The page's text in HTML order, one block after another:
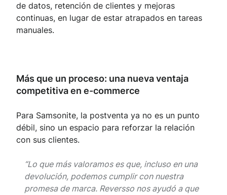
de datos, retención de clientes y mejoras
continuas, en lugar de estar atrapados en tareas
manuales.
Más que un proceso: una nueva ventaja
competitiva en e-commerce
Para Samsonite, la postventa ya no es un punto
débil, sino un espacio para reforzar la relación
con sus clientes.
“Lo que más valoramos es que, incluso en una
devolución, podemos cumplir con nuestra
promesa de marca. Reversso nos ayudó a que